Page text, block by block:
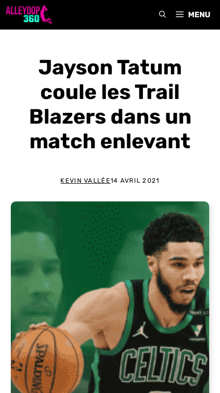
Aller
MENU
Jayson Tatum
coule les Trail
Blazers dans un
match enlevant
KEVIN VALLÉE14 AVRIL 2021